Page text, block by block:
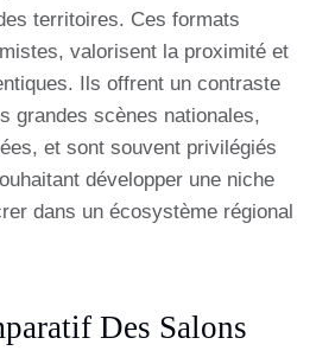
territoires. Ces formats
valorisent la proximité et
Ils offrent un contraste
grandes scènes nationales,
et sont souvent privilégiés
développer une niche
dans un écosystème régional
Des Salons